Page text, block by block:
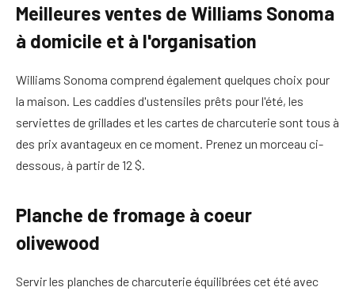
Meilleures ventes de Williams Sonoma
à domicile et à l'organisation
Williams Sonoma comprend également quelques choix pour
la maison. Les caddies d'ustensiles prêts pour l'été, les
serviettes de grillades et les cartes de charcuterie sont tous à
des prix avantageux en ce moment. Prenez un morceau ci-
dessous, à partir de 12 $.
Planche de fromage à coeur
olivewood
Servir les planches de charcuterie équilibrées cet été avec